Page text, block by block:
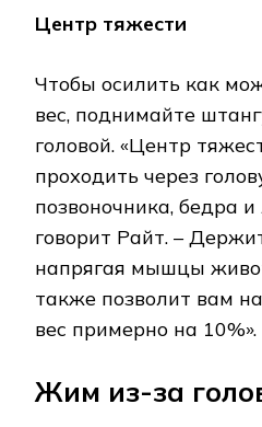
Центр тяжести
Чтобы осилить как
вес, поднимайте
головой. «Центр
проходить через
позвоночника, бедра
говорит Райт. –
напрягая мышцы
также позволит вам
вес примерно на 10%».
Жим из-за